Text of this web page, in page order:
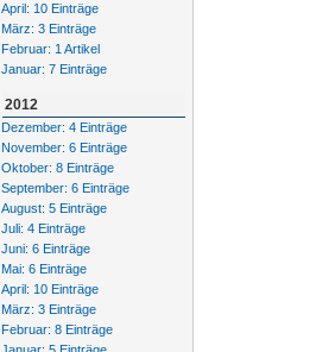
April: 10 Einträge
März: 3 Einträge
Februar: 1 Artikel
Januar: 7 Einträge
2012
Dezember: 4 Einträge
November: 6 Einträge
Oktober: 8 Einträge
September: 6 Einträge
August: 5 Einträge
Juli: 4 Einträge
Juni: 6 Einträge
Mai: 6 Einträge
April: 10 Einträge
März: 3 Einträge
Februar: 8 Einträge